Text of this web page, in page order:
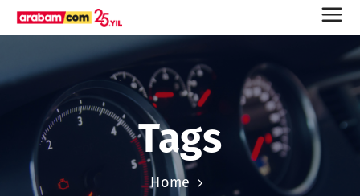
Tags
Home